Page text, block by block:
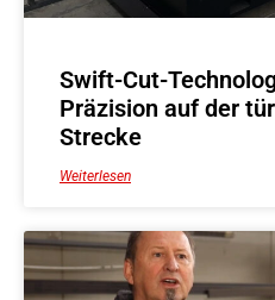
Swift-Cut-
Präzision auf der
Strecke
Weiterlesen